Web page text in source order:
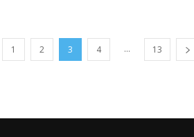
1 2 3 4 ... 13